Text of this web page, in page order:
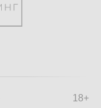
18+